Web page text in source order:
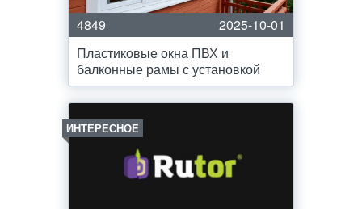
4849
2025-10-01
Пластиковые окна ПВХ и
балконные рамы с установкой
ИНТЕРЕСНОЕ